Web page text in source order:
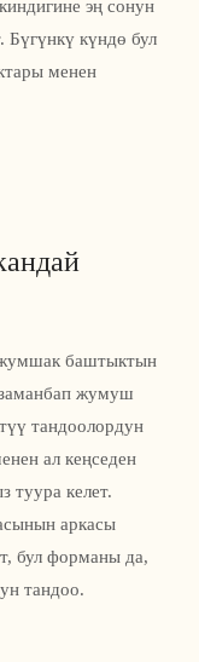
эң сонун
Бүгүнкү күндө бул
менен
баштыктын
жумуш
тандоолордун
ал кеңседен
туура келет.
аркасы
бул форманы да,
тандоо.